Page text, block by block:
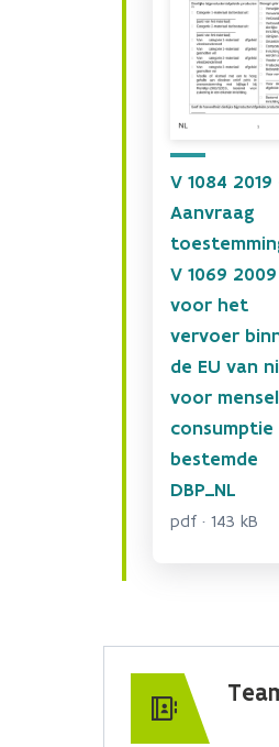
V 1084 2019
Aanvraag
V 1069 2009
voor het
vervoer
de EU van
voor
consumptie
bestemde
DBP_NL
pdf · 143 kB